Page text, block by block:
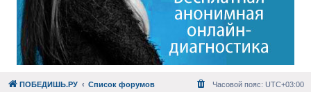
ПОБЕДИШЬ.РУ Список форумов Часовой пояс: UTC+03:00